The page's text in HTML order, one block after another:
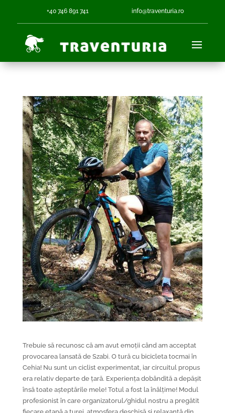
+40 746 891 741 info@traventuria.ro
Trebuie să recunosc că am avut emoții când am acceptat
provocarea lansată de Szabi. O tură cu bicicleta tocmai în
Cehia! Nu sunt un ciclist experimentat, iar circuitul propus
era relativ departe de țară. Experiența dobândită a depășit
însă toate așteptările mele! Totul a fost la înălțime! Modul
profesionist în care organizatorul/ghidul nostru a pregătit